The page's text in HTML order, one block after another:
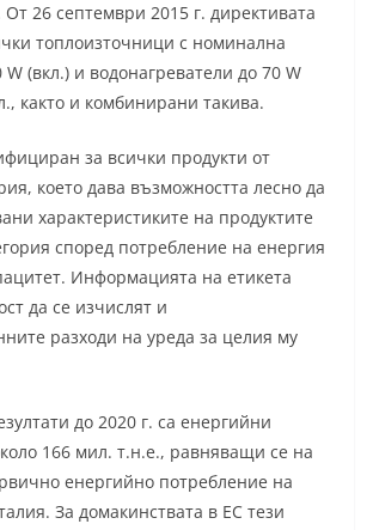
26 септември 2015 г. директивата
топлоизточници с номинална
(вкл.) и водонагреватели до 70 W
както и комбинирани такива.
за всички продукти от
което дава възможността лесно да
характеристиките на продуктите
според потребление на енергия
Информацията на етикета
да се изчислят и
разходи на уреда за целия му
до 2020 г. са енергийни
166 мил. т.н.е., равняващи се на
енергийно потребление на
За домакинствата в ЕС тези